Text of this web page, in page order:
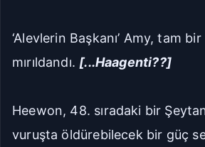
‘Alevlerin Başkanı’ Amy, tam
mırıldandı. [...Haagenti??]
Heewon, 48. sıradaki bir Şeytan
vuruşta öldürebilecek bir güç